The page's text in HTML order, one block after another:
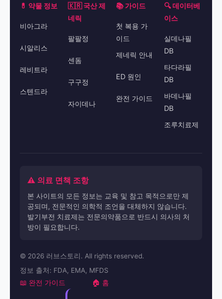
💊 약물 정보
비아그라
시알리스
레비트라
스텐드라
🇰🇷 국산 제
네릭
팔팔정
센돔
구구정
자이데나
📚 가이드
첫 복용 가
이드
제네릭 안내
ED 원인
완전 가이드
🔍 데이터베
이스
실데나필
DB
타다라필
DB
바데나필
DB
조루치료제
⚠️ 의료 면책 조항
본 사이트의 모든 정보는 교육 및 참고 목적으로만 제
공되며, 전문적인 의학적 조언을 대체하지 않습니다.
발기부전 치료제는 전문의약품으로 반드시 의사의 처
방이 필요합니다.
© 2026 러브스토리. All rights reserved.
정보 출처: FDA, EMA, MFDS
📖 완전 가이드 🏠 홈